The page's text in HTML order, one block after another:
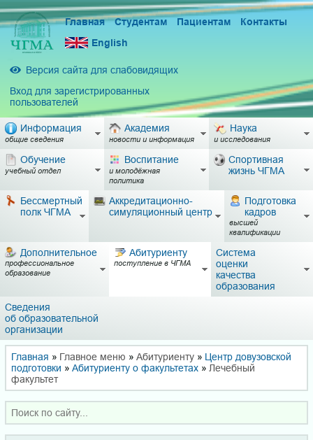
Главная Студентам Пациентам
Контакты
English
Версия сайта для слабовидящих
Вход для зарегистрированных
пользователей
Информация
общие сведения
Академия
новости и информация
Наука
и исследования
Обучение
учебный отдел
Воспитание
и молодёжная
политика
Спортивная
жизнь ЧГМА
Бессмертный
полк ЧГМА
Аккредитационно-
симуляционный центр
Подготовка
кадров
высшей
квалификации
Дополнительное
профессиональное
образование
Абитуриенту
поступление в ЧГМА
Система
оценки
качества
образования
Сведения
об образовательной
организации
Главная » Главное меню » Абитуриенту » Центр довузовской
подготовки » Абитуриенту о факультетах » Лечебный
факультет